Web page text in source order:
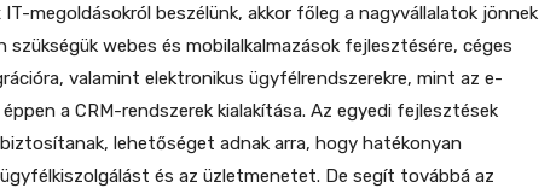
IT-megoldásokról beszélünk, akkor főleg a nagyvállalatok jönnek
szükségük webes és mobilalkalmazások fejlesztésére, céges
valamint elektronikus ügyfélrendszerekre, mint az e-
a CRM-rendszerek kialakítása. Az egyedi fejlesztések
lehetőséget adnak arra, hogy hatékonyan
és az üzletmenetet. De segít továbbá az